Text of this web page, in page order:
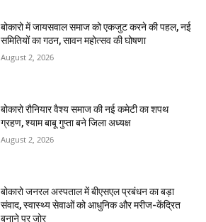
बोकारो में जायसवाल समाज को एकजुट करने की पहल, नई
समितियों का गठन, सावन महोत्सव की घोषणा
August 2, 2026
बोकारो रौनियार वैश्य समाज की नई कमेटी का शपथ
ग्रहण, श्याम बाबू गुप्ता बने जिला अध्यक्ष
August 2, 2026
बोकारो जनरल अस्पताल में बीएसएल प्रबंधन का बड़ा
संवाद, स्वास्थ्य सेवाओं को आधुनिक और मरीज-केंद्रित
बनाने पर जोर